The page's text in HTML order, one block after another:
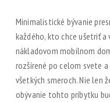
Minimalistické bývanie
každého, kto chce ušetriť
nákladovom mobilnom
rozšírené po celom svete
všetkých smeroch. Nie len
obývanie tohto príbytku